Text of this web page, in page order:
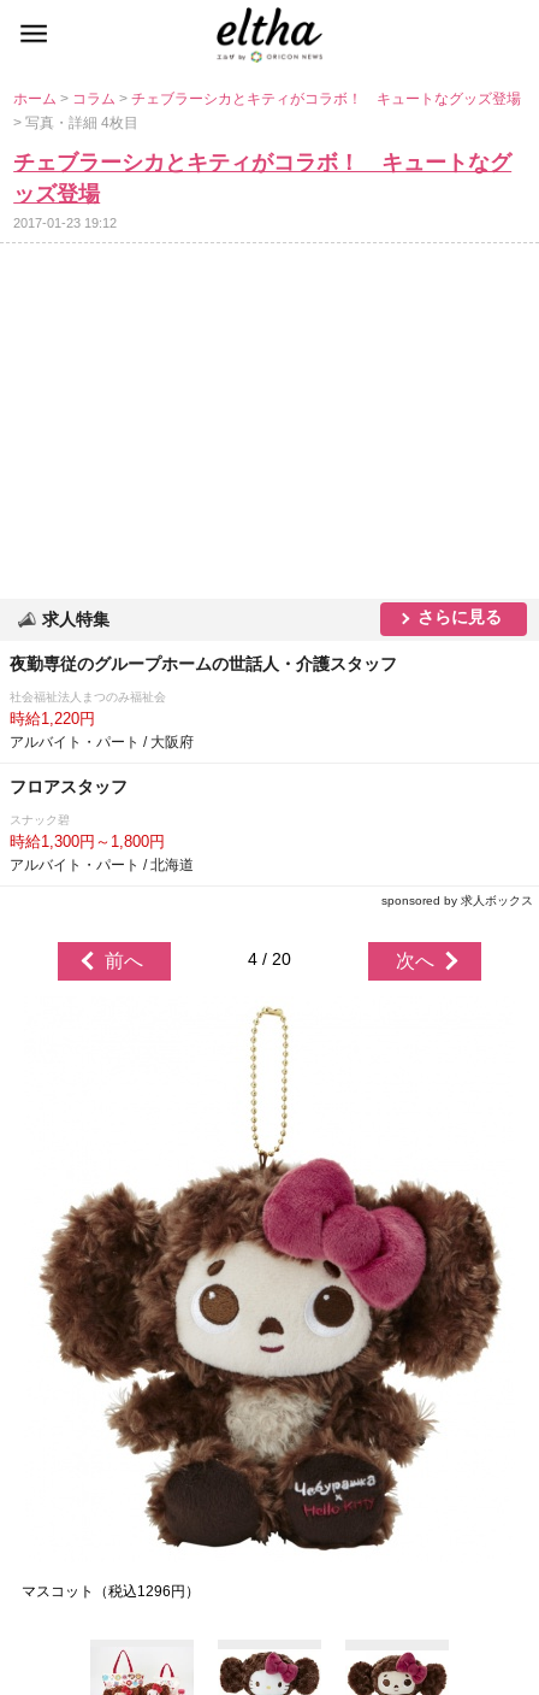
ホーム> コラム>チェブラーシカとキティがコラボ！ キュートなグッズ登場
> 写真・詳細 4枚目
チェブラーシカとキティがコラボ！ キュートなグ
ッズ登場
2017-01-23 19:12
求人特集 さらに見る
夜勤専従のグループホームの世話人・介護スタッフ
社会福祉法人まつのみ福祉会
時給1,220円
アルバイト・パート / 大阪府
フロアスタッフ
スナック碧
時給1,300円～1,800円
アルバイト・パート / 北海道
sponsored by 求人ボックス
前へ 4 / 20 次へ
マスコット（税込1296円）